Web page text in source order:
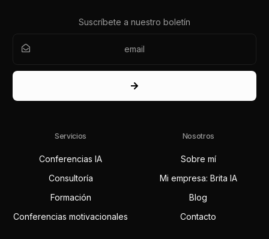
Suscríbete a nuestro boletín
Servicios
Conferencias IA
Consultoría
Formación
Conferencias motivacionales
Nosotros
Sobre mí
Mi empresa: Brita IA
Blog
Contacto